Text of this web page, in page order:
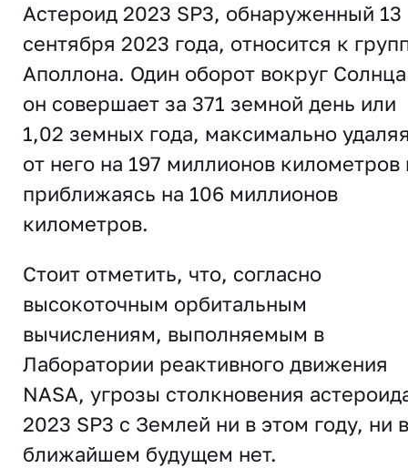
Астероид 2023 SP3, обнаруженный 13
сентября 2023 года, относится к
Аполлона. Один оборот вокруг Солнца
он совершает за 371 земной день или
1,02 земных года, максимально
от него на 197 миллионов километров
приближаясь на 106 миллионов
километров.
Стоит отметить, что, согласно
высокоточным орбитальным
вычислениям, выполняемым в
Лаборатории реактивного движения
NASA, угрозы столкновения
2023 SP3 с Землей ни в этом году, ни в
ближайшем будущем нет.